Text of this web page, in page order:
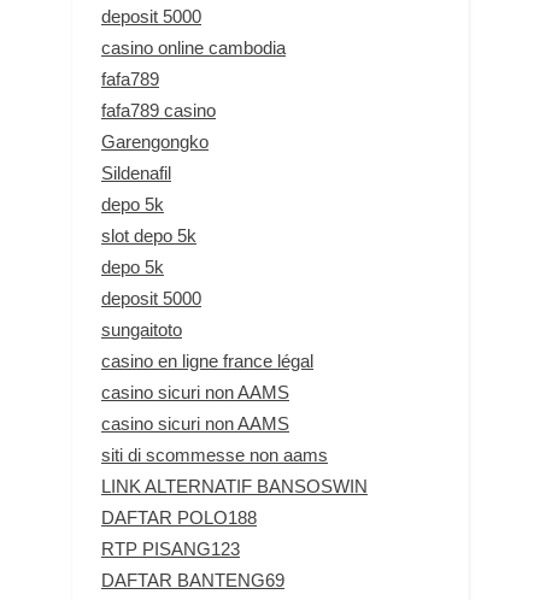
deposit 5000
casino online cambodia
fafa789
fafa789 casino
Garengongko
Sildenafil
depo 5k
slot depo 5k
depo 5k
deposit 5000
sungaitoto
casino en ligne france légal
casino sicuri non AAMS
casino sicuri non AAMS
siti di scommesse non aams
LINK ALTERNATIF BANSOSWIN
DAFTAR POLO188
RTP PISANG123
DAFTAR BANTENG69